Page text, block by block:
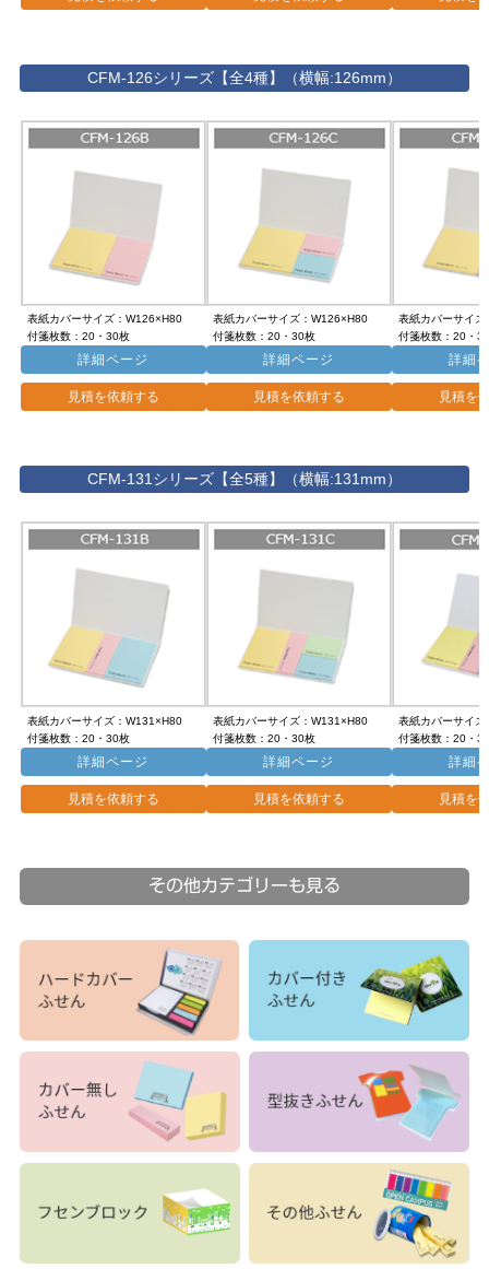
CFM-126シリーズ【全4種】（横幅:126mm）
表紙カバーサイズ：W126×H80
付箋枚数：20・30枚
詳細ページ
見積を依頼する
表紙カバーサイズ：W126×H80
付箋枚数：20・30枚
詳細ページ
見積を依頼する
表紙カバーサイ
付箋枚数：20・
詳細
見積を
CFM-131シリーズ【全5種】（横幅:131mm）
表紙カバーサイズ：W131×H80
付箋枚数：20・30枚
詳細ページ
見積を依頼する
表紙カバーサイズ：W131×H80
付箋枚数：20・30枚
詳細ページ
見積を依頼する
表紙カバーサイ
付箋枚数：20・
詳細
見積を
その他カテゴリーも見る